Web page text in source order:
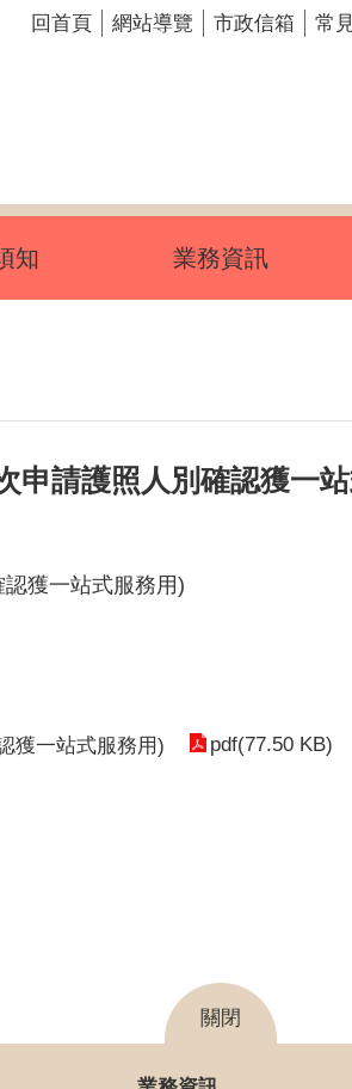
回首頁 網站導覽 市政信箱 常
知 業務資訊
申請護照人別確認獲一
獲一站式服務用)
獲一站式服務用) pdf(77.50 KB)
關閉